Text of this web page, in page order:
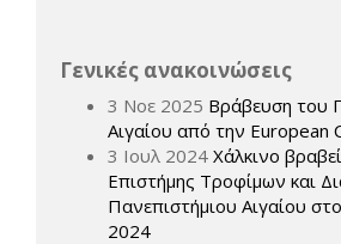
Γενικές ανακοινώσεις
3 Νοε 2025 Βράβευση του
Αιγαίου από την European
3 Ιουλ 2024 Χάλκινο
Επιστήμης Τροφίμων και
Πανεπιστήμιου Αιγαίου
2024